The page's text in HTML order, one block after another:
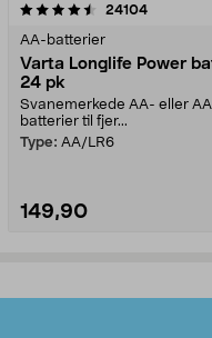
24104
AA-batterier
Varta Longlife Power
24 pk
Svanemerkede AA- eller
batterier til fjer...
Type: AA/LR6
149,90
4.5av 5 stjerner